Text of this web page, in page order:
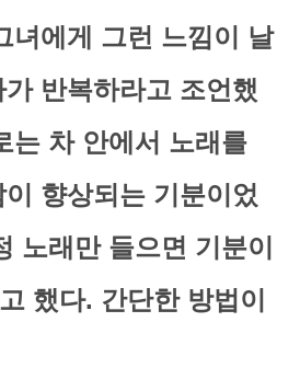
녀에게 그런 느낌이 날
반복하라고 조언했
는 차 안에서 노래를
향상되는 기분이었
노래만 들으면 기분이
했다. 간단한 방법이